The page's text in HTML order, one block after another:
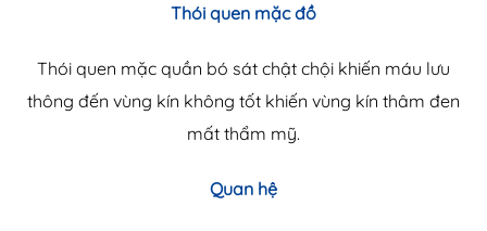
Thói quen mặc đồ
Thói quen mặc quần bó sát chật chội khiến máu lưu
thông đến vùng kín không tốt khiến vùng kín thâm đen
mất thẩm mỹ.
Quan hệ